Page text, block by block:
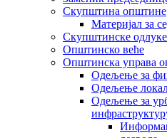
Скупштина општине
Материјал за
Скупштинске одлуке
Општинско веће
Општинска управа
Одељење за
Одељење
Одељење за